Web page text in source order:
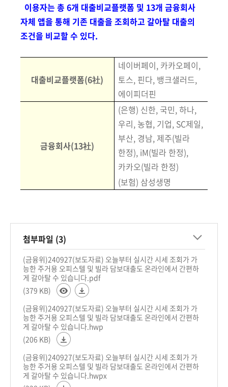
이용자는 총 6개 대출비교플랫폼 및 13개 금융회사
자체 앱을 통해 기존 대출을 조회하고 갈아탈 대출의
조건을 비교할 수 있다.
대출비교플랫폼(6社)
네이버페이, 카카오페이,
토스, 핀다, 뱅크샐러드,
에이피더핀
금융회사(13社)
(은행) 신한, 국민, 하나,
우리, 농협, 기업, SC제일,
부산, 경남, 제주(빌라
한정), iM(빌라 한정),
카카오(빌라 한정)
(보험) 삼성생명
첨부파일 (3)
(금융위)240927(보도자료) 오늘부터 실시간 시세 조회가 가
능한 주거용 오피스텔 및 빌라 담보대출도 온라인에서 간편하
게 갈아탈 수 있습니다.pdf
(379 KB)
(금융위)240927(보도자료) 오늘부터 실시간 시세 조회가 가
능한 주거용 오피스텔 및 빌라 담보대출도 온라인에서 간편하
게 갈아탈 수 있습니다.hwp
(206 KB)
(금융위)240927(보도자료) 오늘부터 실시간 시세 조회가 가
능한 주거용 오피스텔 및 빌라 담보대출도 온라인에서 간편하
게 갈아탈 수 있습니다.hwpx